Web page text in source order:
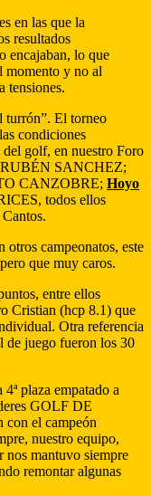
en las que la
resultados
encajaban, lo que
momento y no al
tensiones.
turrón”. El torneo
condiciones
golf, en nuestro Foro
SANCHEZ;
CANZOBRE; Hoyo
todos ellos
campeonatos, este
que muy caros.
entre ellos
Cristian (hcp 8.1) que
Otra referencia
de juego fueron los 30
plaza empatado a
GOLF DE
con el campeón
nuestro equipo,
nos mantuvo siempre
remontar algunas